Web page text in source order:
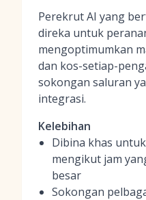
Perekrut AI yang
direka untuk
mengoptimumkan
dan kos-setiap-
sokongan saluran
integrasi.
Kelebihan
Dibina khas
mengikut jam
besar
Sokongan